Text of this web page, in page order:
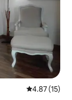
5 पैकी 4.87
4.87 (15)